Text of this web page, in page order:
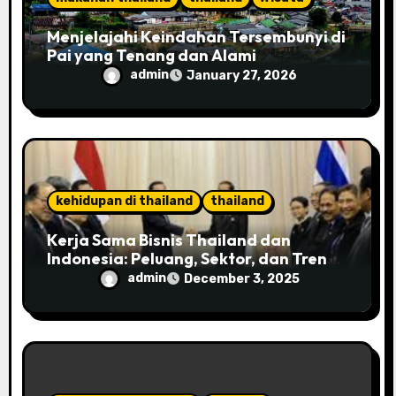
Menjelajahi Keindahan Tersembunyi di
Pai yang Tenang dan Alami
admin January 27, 2026
kehidupan di thailand thailand
Kerja Sama Bisnis Thailand dan
Indonesia: Peluang, Sektor, dan Tren
admin December 3, 2025